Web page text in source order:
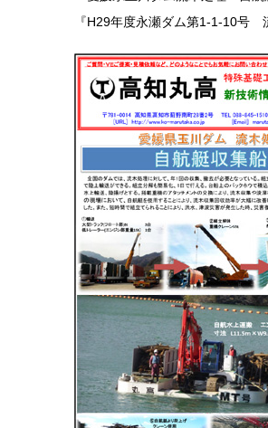
『H29年度永瀬ダム第1-1-10号